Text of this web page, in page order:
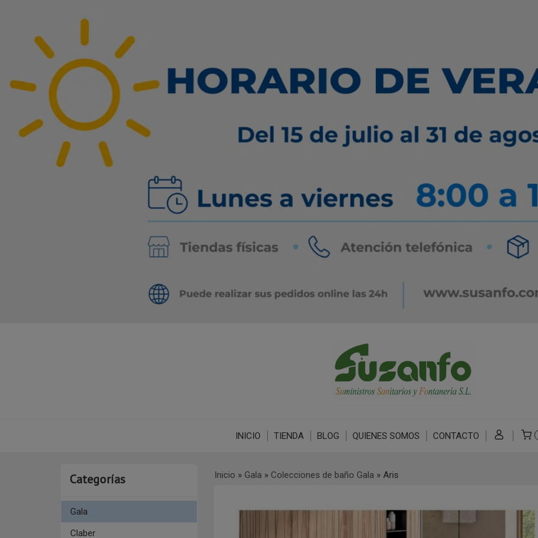
INICIO TIENDA BLOG QUIENES SOMOS CONTACTO
Categorías
Gala
Claber
Inicio » Gala » Colecciones de baño Gala » Aris